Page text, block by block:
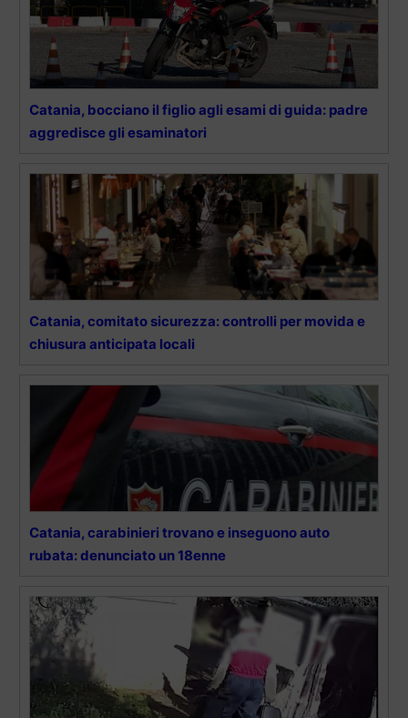
Catania, bocciano il figlio agli esami di guida: padre
aggredisce gli esaminatori
Catania, comitato sicurezza: controlli per movida e
chiusura anticipata locali
Catania, carabinieri trovano e inseguono auto
rubata: denunciato un 18enne